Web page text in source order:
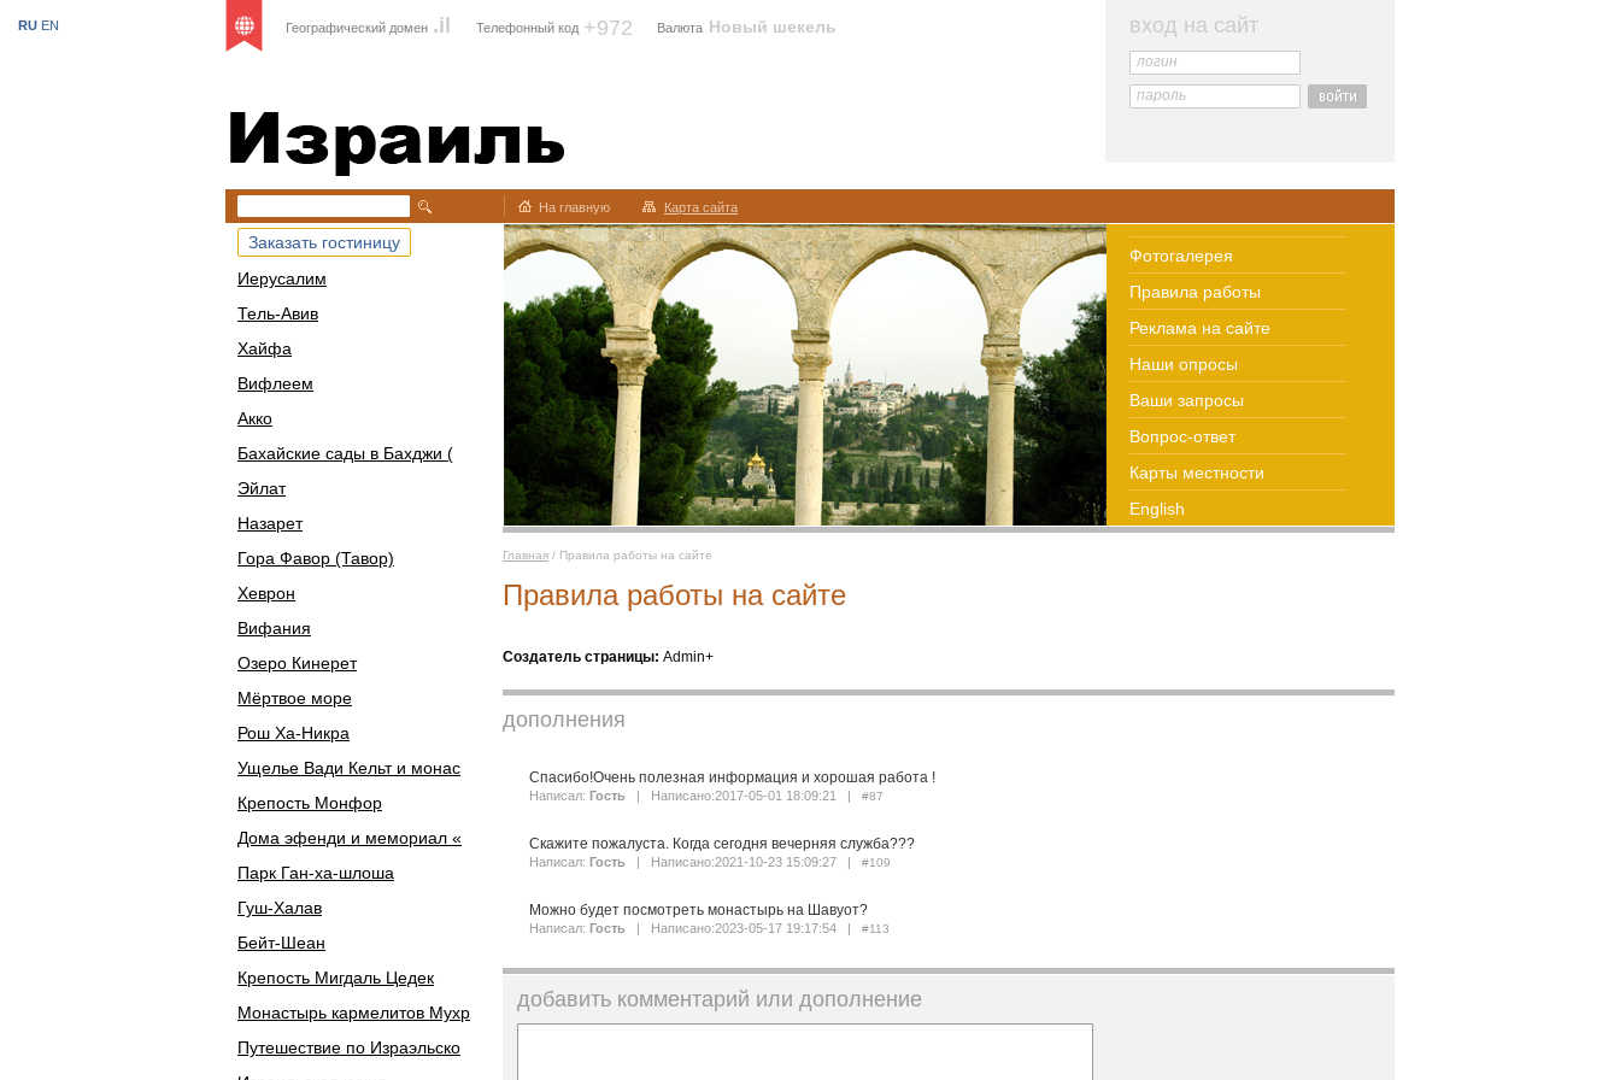
Израиль
Географический домен .il Телефонный код +972 Валюта Новый шекель
RU EN вход на сайт
логин
пароль
На главную Карта сайта
Заказать гостиницу
Иерусалим
Тель-Авив
Хайфа
Вифлеем
Акко
Бахайские сады в Бахджи (
Эйлат
Назарет
Гора Фавор (Тавор)
Хеврон
Вифания
Озеро Кинерет
Мёртвое море
Рош Ха-Никра
Ущелье Вади Кельт и монас
Крепость Монфор
Дома эфенди и мемориал «
Парк Ган-ха-шлоша
Гуш-Халав
Бейт-Шеан
Крепость Мигдаль Цедек
Монастырь кармелитов Мухр
Путешествие по Израэльско
Фотогалерея
Правила работы
Реклама на сайте
Наши опросы
Ваши запросы
Вопрос-ответ
Карты местности
English
Главная / Правила работы на сайте
Правила работы на сайте
Создатель страницы: Admin+
дополнения
Спасибо!Очень полезная информация и хорошая работа !
Написал: Гость | Написано:2017-05-01 18:09:21 | #87
Скажите пожалуста. Когда сегодня вечерняя служба???
Написал: Гость | Написано:2021-10-23 15:09:27 | #109
Можно будет посмотреть монастырь на Шавуот?
Написал: Гость | Написано:2023-05-17 19:17:54 | #113
добавить комментарий или дополнение